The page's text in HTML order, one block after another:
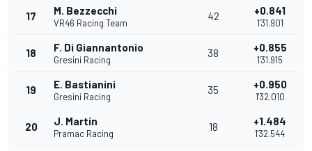
17 M. Bezzecchi
VR46 Racing Team
42 +0.841
1'31.901
18 F. Di Giannantonio
Gresini Racing
38 +0.855
1'31.915
19 E. Bastianini
Gresini Racing
35 +0.950
1'32.010
20 J. Martín
Pramac Racing
18 +1.484
1'32.544